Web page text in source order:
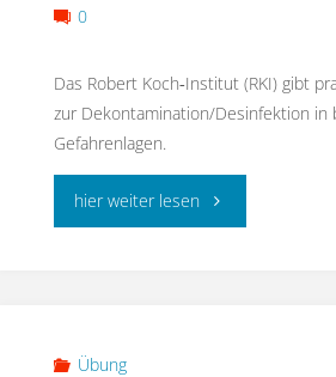
0
Das Robert Koch‐Institut (RKI) gibt
zur Dekontamination/Desinfektion in
Gefahrenlagen.
hier weiter lesen
Übung